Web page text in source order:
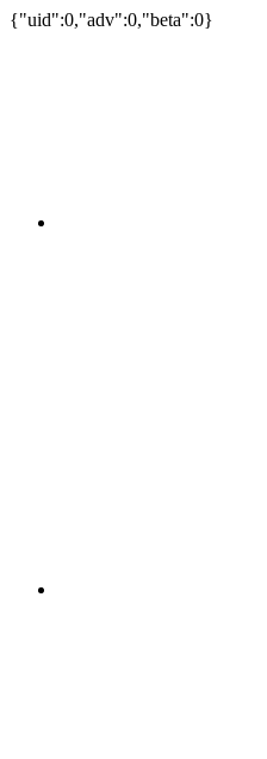
{"uid":0,"adv":0,"beta":0}